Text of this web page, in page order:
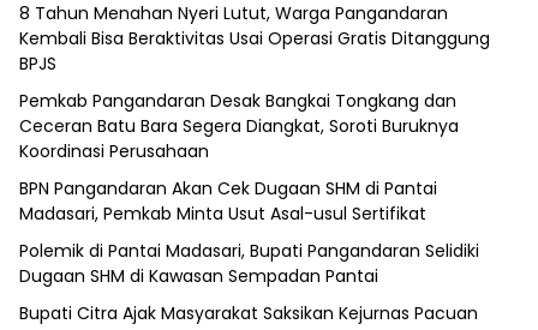
8 Tahun Menahan Nyeri Lutut, Warga Pangandaran
Kembali Bisa Beraktivitas Usai Operasi Gratis Ditanggung
BPJS
Pemkab Pangandaran Desak Bangkai Tongkang dan
Ceceran Batu Bara Segera Diangkat, Soroti Buruknya
Koordinasi Perusahaan
BPN Pangandaran Akan Cek Dugaan SHM di Pantai
Madasari, Pemkab Minta Usut Asal-usul Sertifikat
Polemik di Pantai Madasari, Bupati Pangandaran Selidiki
Dugaan SHM di Kawasan Sempadan Pantai
Bupati Citra Ajak Masyarakat Saksikan Kejurnas Pacuan